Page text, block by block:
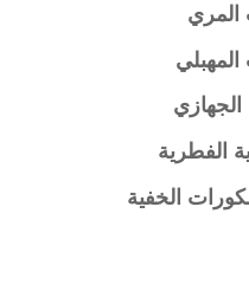
المري
المهبلي
الجهازي
الفطرية
الخفية